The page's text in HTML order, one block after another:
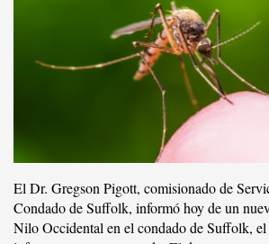
El Dr. Gregson Pigott, comisionado de
Condado de Suffolk, informó hoy de un
Nilo Occidental en el condado de Suffolk, el